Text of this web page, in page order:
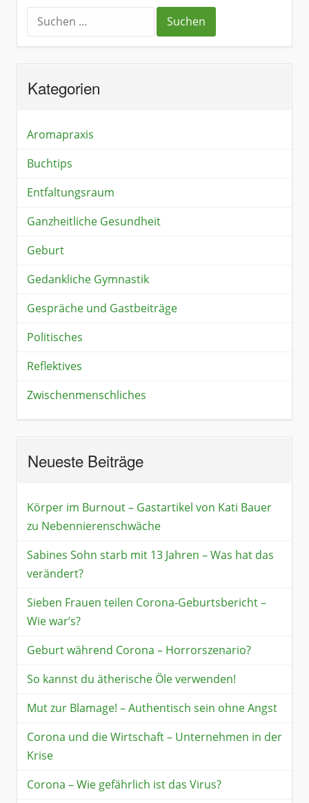
Kategorien
Aromapraxis
Buchtips
Entfaltungsraum
Ganzheitliche Gesundheit
Geburt
Gedankliche Gymnastik
Gespräche und Gastbeiträge
Politisches
Reflektives
Zwischenmenschliches
Neueste Beiträge
Körper im Burnout – Gastartikel von Kati Bauer
zu Nebennierenschwäche
Sabines Sohn starb mit 13 Jahren – Was hat das
verändert?
Sieben Frauen teilen Corona-Geburtsbericht –
Wie war’s?
Geburt während Corona – Horrorszenario?
So kannst du ätherische Öle verwenden!
Mut zur Blamage! – Authentisch sein ohne Angst
Corona und die Wirtschaft – Unternehmen in der
Krise
Corona – Wie gefährlich ist das Virus?